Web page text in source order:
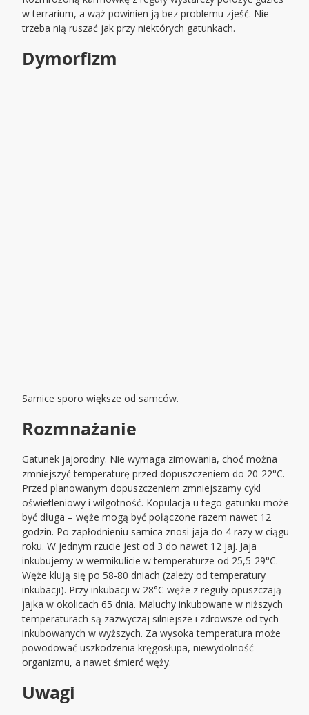
w terrarium, a wąż powinien ją bez problemu zjeść. Nie
trzeba nią ruszać jak przy niektórych gatunkach.
Dymorfizm
Samice sporo większe od samców.
Rozmnażanie
Gatunek jajorodny. Nie wymaga zimowania, choć można
zmniejszyć temperaturę przed dopuszczeniem do 20-22°C.
Przed planowanym dopuszczeniem zmniejszamy cykl
oświetleniowy i wilgotność. Kopulacja u tego gatunku może
być długa – węże mogą być połączone razem nawet 12
godzin. Po zapłodnieniu samica znosi jaja do 4 razy w ciągu
roku. W jednym rzucie jest od 3 do nawet 12 jaj. Jaja
inkubujemy w wermikulicie w temperaturze od 25,5-29°C.
Węże klują się po 58-80 dniach (zależy od temperatury
inkubacji). Przy inkubacji w 28°C węże z reguły opuszczają
jajka w okolicach 65 dnia. Maluchy inkubowane w niższych
temperaturach są zazwyczaj silniejsze i zdrowsze od tych
inkubowanych w wyższych. Za wysoka temperatura może
powodować uszkodzenia kręgosłupa, niewydolność
organizmu, a nawet śmierć węży.
Uwagi